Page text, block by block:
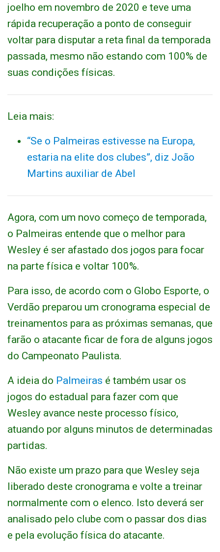
joelho em novembro de 2020 e teve uma
rápida recuperação a ponto de conseguir
voltar para disputar a reta final da temporada
passada, mesmo não estando com 100% de
suas condições físicas.
Leia mais:
“Se o Palmeiras estivesse na Europa,
estaria na elite dos clubes”, diz João
Martins auxiliar de Abel
Agora, com um novo começo de temporada,
o Palmeiras entende que o melhor para
Wesley é ser afastado dos jogos para focar
na parte física e voltar 100%.
Para isso, de acordo com o Globo Esporte, o
Verdão preparou um cronograma especial de
treinamentos para as próximas semanas, que
farão o atacante ficar de fora de alguns jogos
do Campeonato Paulista.
A ideia do Palmeiras é também usar os
jogos do estadual para fazer com que
Wesley avance neste processo físico,
atuando por alguns minutos de determinadas
partidas.
Não existe um prazo para que Wesley seja
liberado deste cronograma e volte a treinar
normalmente com o elenco. Isto deverá ser
analisado pelo clube com o passar dos dias
e pela evolução física do atacante.